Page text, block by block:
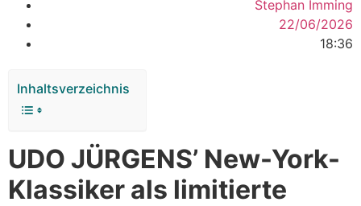
Stephan Imming
22/06/2026
18:36
Inhaltsverzeichnis
UDO JÜRGENS’ New-York-
Klassiker als limitierte